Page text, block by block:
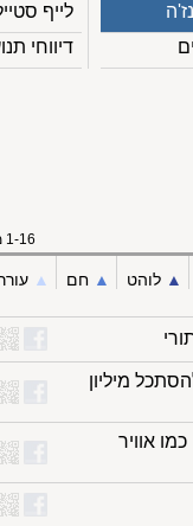
לייף סטייל
דיווחי תנועה
1-16 מתוך 16
לוהט ▲︎ חם ▲︎ עוררו
מיליון